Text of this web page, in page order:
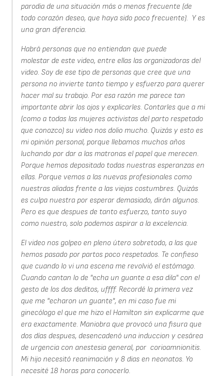
parodia de una situación más o menos frecuente (de
todo corazón deseo, que haya sido poco frecuente). Y es
una gran diferencia.
Habrá personas que no entiendan que puede
molestar de este video, entre ellas las organizadoras del
video. Soy de ese tipo de personas que cree que una
persona no invierte tanto tiempo y esfuerzo para querer
hacer mal su trabajo. Por esa razón me parece tan
importante abrir los ojos y explicarles. Contarles que a mi
(como a todas las mujeres activistas del parto respetado
que conozco) su video nos dolio mucho. Quizás y esto es
mi opinión personal, porque llebamos muchos años
luchando por dar a las matronas el papel que merecen.
Porque hemos depositado todas nuestras esperanzas en
ellas. Porque vemos a las nuevas profesionales como
nuestras aliadas frente a las viejas costumbres. Quizás
es culpa nuestra por esperar demasiado, dirán algunos.
Pero es que despues de tanto esfuerzo, tanto suyo
como nuestro, solo podemos aspirar a la excelencia.
El video nos golpeo en pleno útero sobretodo, a las que
hemos pasado por partos poco respetados. Te confieso
que cuando lo vi una escena me revolvió el estómago.
Cuando cantan lo de "echa un guante a esa dila" con el
gesto de los dos deditos, uffff. Recordé la primera vez
que me "echaron un guante", en mi caso fue mi
ginecólogo el que me hizo el Hamilton sin explicarme que
era exactamente. Maniobra que provocó una fisura que
dos días despues, desencadenó una induccion y cesárea
de urgencia con anestesia general, por corioamnionitis.
Mi hijo necesitó reanimación y 8 dias en neonatos. Yo
necesité 18 horas para conocerlo.